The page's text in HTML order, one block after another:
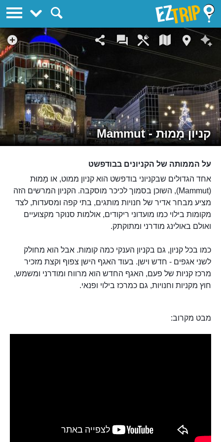
קניון מָמוּת - Mammut
על הממותה של הקניונים בבודפשט
אחד הגדולים שבקניוני בודפשט הוא קניון ממוט, או מָמוּת
(Mammut), השוכן בסמוך לכיכר מוסקבה. הקניון המרשים הזה
מציע מבחר אדיר של חנויות מותגים, בתי קפה ומסעדות, לצד
מקומות בילוי כמו מועדוני ריקודים, אולמות סנוקר מקצועיים
ואולם באולינג מודרני ומתוקתק.
כמו בכל קניון, גם בקניון הענקי כמה קומות. אבל הוא מחולק
לשני אגפים - חדש וישן. בעוד האגף הישן צפוף וקצת מזכיר
מרכז קניות של פעם, האגף החדש הוא מרווח ומודרני ומשמש,
חוץ מקניות וחנויות, גם כמרכז בילוי ופנאי.
מבט מקרוב:
EZTrip